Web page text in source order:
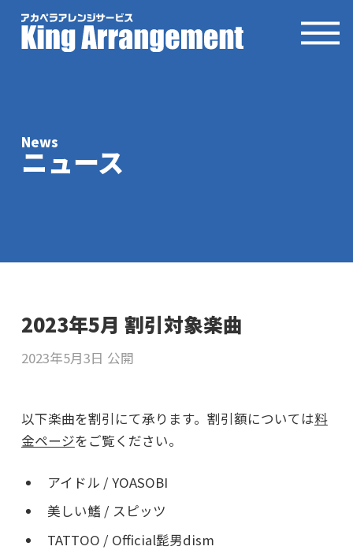
News
ニュース
2023年5月 割引対象楽曲
2023年5月3日 公開
以下楽曲を割引にて承ります。割引額については料
金ページをご覧ください。
アイドル / YOASOBI
美しい鰭 / スピッツ
TATTOO / Official髭男dism